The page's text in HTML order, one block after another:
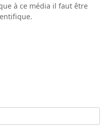
à ce média il faut être